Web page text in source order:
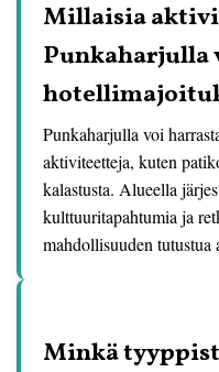
Millaisia
Punkaharjulla
Punkaharjulla voi
aktiviteetteja, kuten
kalastusta. Alueella
kulttuuritapahtumia ja
mahdollisuuden
Minkä